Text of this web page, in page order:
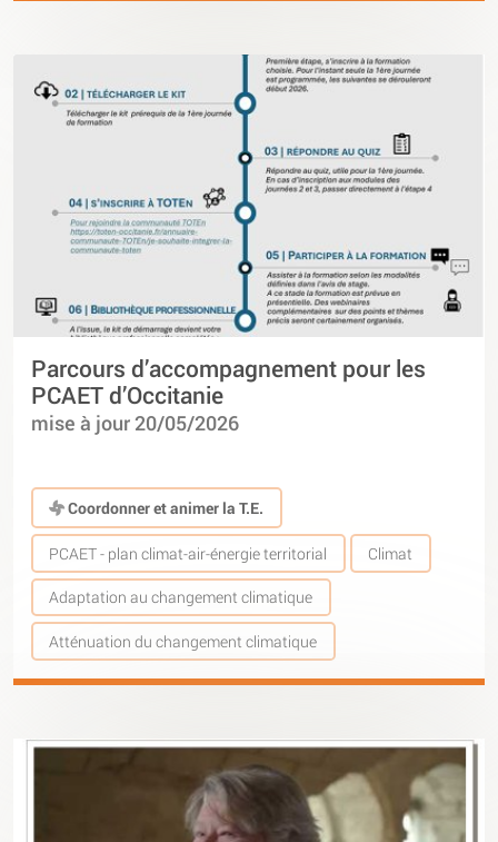
Parcours d’accompagnement pour les
PCAET d’Occitanie
mise à jour 20/05/2026
Coordonner et animer la T.E.
PCAET - plan climat-air-énergie territorial Climat
Adaptation au changement climatique
Atténuation du changement climatique